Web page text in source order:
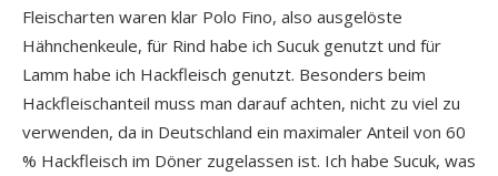
Fleischarten waren klar Polo Fino, also ausgelöste
Hähnchenkeule, für Rind habe ich Sucuk genutzt und für
Lamm habe ich Hackfleisch genutzt. Besonders beim
Hackfleischanteil muss man darauf achten, nicht zu viel zu
verwenden, da in Deutschland ein maximaler Anteil von 60
% Hackfleisch im Döner zugelassen ist. Ich habe Sucuk, was